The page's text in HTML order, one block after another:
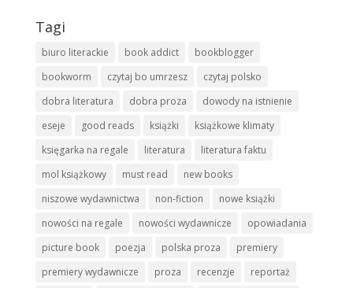
Tagi
biuro literackie book addict
bookblogger
bookworm
czytaj bo umrzesz
czytaj polsko
dobra literatura
dobra proza
dowody na istnienie
eseje
good reads książki
książkowe klimaty
księgarka na regale
literatura
literatura faktu
mol książkowy
must read
new books
niszowe wydawnictwa
non-fiction
nowe książki
nowości na regale
nowości wydawnicze
opowiadania
picture book
poezja polska proza
premiery
premiery wydawnicze
proza recenzje
reportaż